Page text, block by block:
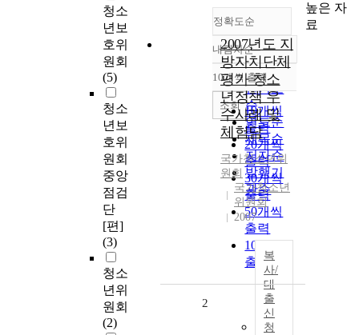
청소
년보
호위
원회
(5)
청소
년보
호위
원회
중앙
점검
단
[편]
(3)
청소
년위
원회
(2)
정확도순
정확도
순
인기도
순
연도순
제목순
저자순
발행기
관순
내림차순
내림차순
10개씩 출력
10개씩
출력
20개씩
출력
30개씩
출력
50개씩
출력
100개씩
출력
조회
2007년도 지
방자치단체
평가 청소
년정책 우
수사례 및
체험담
국가청소년위
원회
국가청소년
위원회
2007
복
사/
대
출
신
청
2
높은 자
료